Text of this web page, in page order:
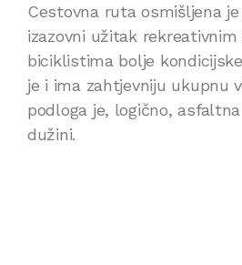
Cestovna ruta osmišljena
izazovni užitak
biciklistima bolje
je i ima zahtjevniju ukupnu
podloga je, logično,
dužini.